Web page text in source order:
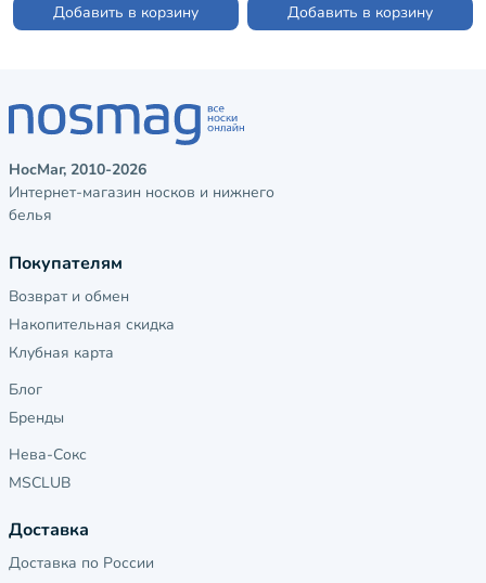
Добавить в корзину
Добавить в корзину
НосМаг, 2010-2026
Интернет-магазин носков и нижнего
белья
Покупателям
Возврат и обмен
Накопительная скидка
Клубная карта
Блог
Бренды
Нева-Сокс
MSCLUB
Доставка
Доставка по России